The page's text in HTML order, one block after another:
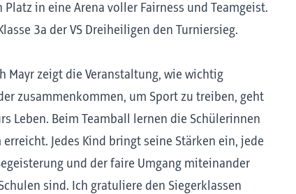
in eine Arena voller Fairness und Teamgeist.
3a der VS Dreiheiligen den Turniersieg.
Mayr zeigt die Veranstaltung, wie wichtig
zusammenkommen, um Sport zu treiben, geht
Leben. Beim Teamball lernen die Schülerinnen
Jedes Kind bringt seine Stärken ein, jede
und der faire Umgang miteinander
sind. Ich gratuliere den Siegerklassen